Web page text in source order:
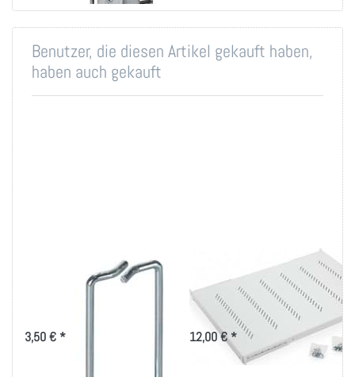
Benutzer, die diesen Artikel gekauft haben,
haben auch gekauft
Rangierbügel
40x80mm, vertikale
3,50 € *
19 Zoll Fachboden
bis 80kg Belastung
in versch. Tiefen
12,00 € *